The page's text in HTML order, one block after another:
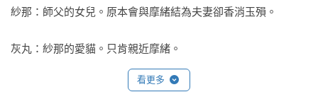
紗那：師父的女兒。原本會與摩緒結為夫妻卻香消玉殞。
灰丸：紗那的愛貓。只肯親近摩緒。
真砂：水行術士。與華紋是戀人關係，遭到紗那的妖襲擊而喪
看更多